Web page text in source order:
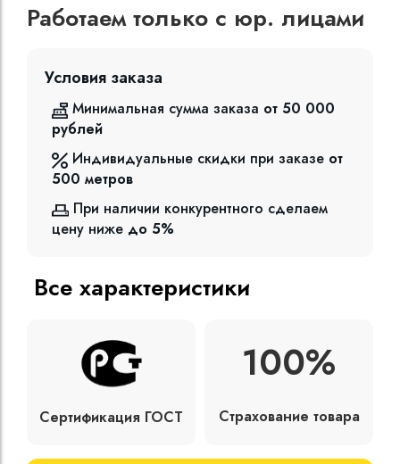
Работаем только с юр. лицами
Условия заказа
Минимальная сумма заказа от 50 000
рублей
Индивидуальные скидки при заказе от
500 метров
При наличии конкурентного сделаем
цену ниже до 5%
Все характеристики
Сертификация ГОСТ
100%
Страхование товара